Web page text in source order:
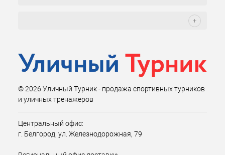
© 2026 Уличный Турник - продажа спортивных турников
и уличных тренажеров
Центральный офис:
г. Белгород, ул. Железнодорожная, 79